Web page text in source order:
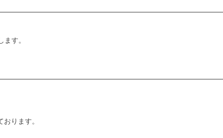
す。
ります。